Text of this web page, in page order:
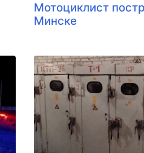
Мотоциклист
Минске